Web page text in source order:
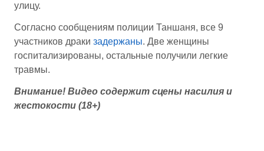
улицу.
Согласно сообщениям полиции Таншаня, все 9
участников драки задержаны. Две женщины
госпитализированы, остальные получили легкие
травмы.
Внимание! Видео содержит сцены насилия и
жестокости (18+)